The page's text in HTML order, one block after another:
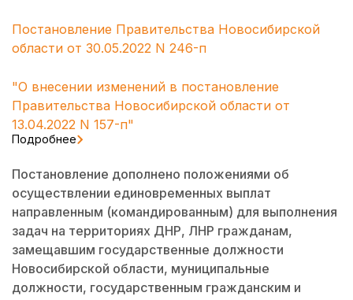
Постановление Правительства Новосибирской
области от 30.05.2022 N 246-п
"О внесении изменений в постановление
Правительства Новосибирской области от
13.04.2022 N 157-п"
Подробнее
Постановление дополнено положениями об
осуществлении единовременных выплат
направленным (командированным) для выполнения
задач на территориях ДНР, ЛНР гражданам,
замещавшим государственные должности
Новосибирской области, муниципальные
должности, государственным гражданским и